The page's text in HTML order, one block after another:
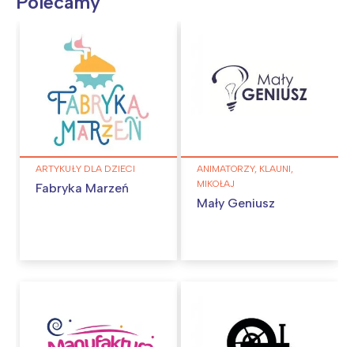
ARTYKUŁY DLA DZIECI
Fabryka Marzeń
ANIMATORZY, KLAUNI,
MIKOŁAJ
Mały Geniusz